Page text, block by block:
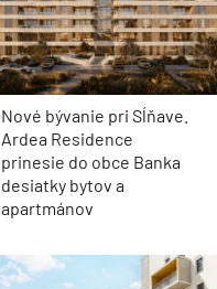
Nové bývanie pri Sĺňave.
Ardea Residence
prinesie do obce Banka
desiatky bytov a
apartmánov